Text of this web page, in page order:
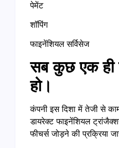
पेमेंट
शॉपिंग
फाइनेंशियल सर्विसेज
सब कुछ एक ही
हो।
कंपनी इस दिशा में तेजी से
डायरेक्ट फाइनेंशियल
फीचर्स जोड़ने की प्रक्रिया